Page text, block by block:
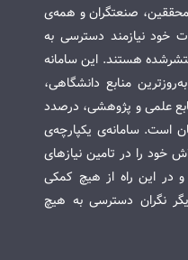
محققین، صنعتگران و همه‌ی
خود نیازمند دسترسی به
هستند. این سامانه
منابع دانشگاهی،
علمی و پژوهشی، درصدد
است. سامانه‌ی یکپارچه‌ی
خود را در تامین نیازهای
در این راه از هیچ کمکی
نگران دسترسی به هیچ